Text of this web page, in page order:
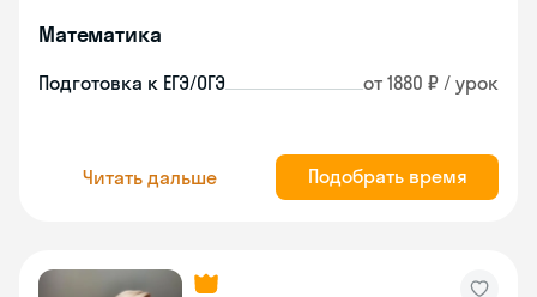
Математика
Подготовка к ЕГЭ/ОГЭ от 1880 ₽ / урок
Читать дальше Подобрать время